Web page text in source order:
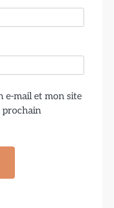
e-mail et mon site
prochain